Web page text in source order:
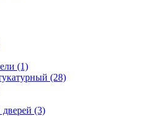
(1)
(28)
(3)